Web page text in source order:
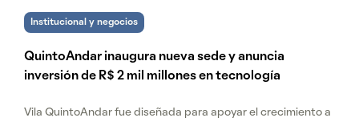
Institucional y negocios
QuintoAndar inaugura nueva sede y anuncia
inversión de R$ 2 mil millones en tecnología
Vila QuintoAndar fue diseñada para apoyar el crecimiento a